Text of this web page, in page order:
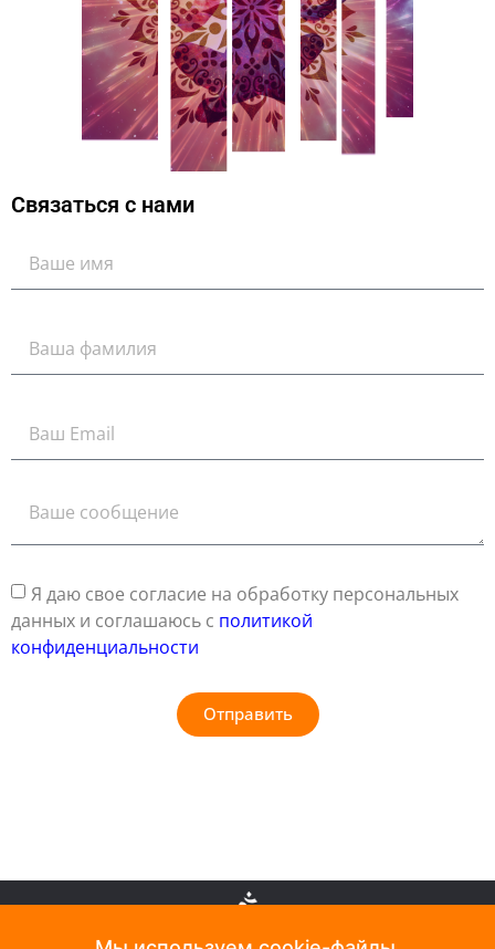
Связаться с нами
Я даю свое согласие на обработку персональных
данных и соглашаюсь с политикой
конфиденциальности
Отправить